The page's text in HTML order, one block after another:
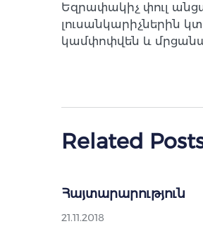
Եզրափակիչ փուլ
լուսանկարիչներին
կամփոփվեն և
Related
Հայտարարություն
21.11.2018